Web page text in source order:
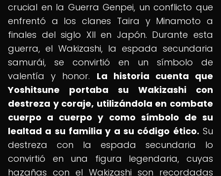
crucial en la Guerra Genpei, un conflicto que
enfrentó a los clanes Taira y Minamoto a
finales del siglo XII en Japón. Durante esta
guerra, el Wakizashi, la espada secundaria
samurái, se convirtió en un símbolo de
valentía y honor. La historia cuenta que
Yoshitsune portaba su Wakizashi con
destreza y coraje, utilizándola en combate
cuerpo a cuerpo y como símbolo de su
lealtad a su familia y a su código ético. Su
destreza con la espada secundaria lo
convirtió en una figura legendaria, cuyas
hazañas con el Wakizashi son recordadas